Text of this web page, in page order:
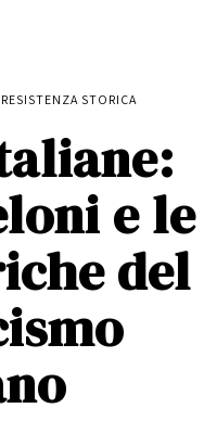
RESISTENZA STORICA
e le
del